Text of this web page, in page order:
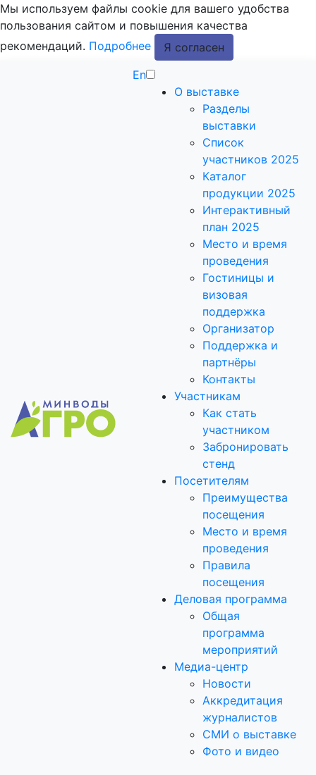
Мы используем файлы cookie для вашего удобства
пользования сайтом и повышения качества
рекомендаций. Подробнее
Я согласен
En
О выставке
Разделы
выставки
Список
участников 2025
Каталог
продукции 2025
Интерактивный
план 2025
Место и время
проведения
Гостиницы и
визовая
поддержка
Организатор
Поддержка и
партнёры
Контакты
Участникам
Как стать
участником
Забронировать
стенд
Посетителям
Преимущества
посещения
Место и время
проведения
Правила
посещения
Деловая программа
Общая
программа
мероприятий
Медиа-центр
Новости
Аккредитация
журналистов
СМИ о выставке
Фото и видео